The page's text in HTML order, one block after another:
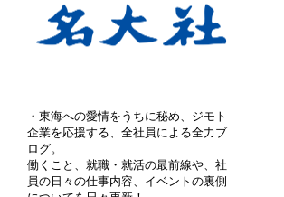
・東海への愛情をうちに秘め、ジモト
企業を応援する、全社員による全力ブ
ログ。
働くこと、就職・就活の最前線や、社
員の日々の仕事内容、イベントの裏側